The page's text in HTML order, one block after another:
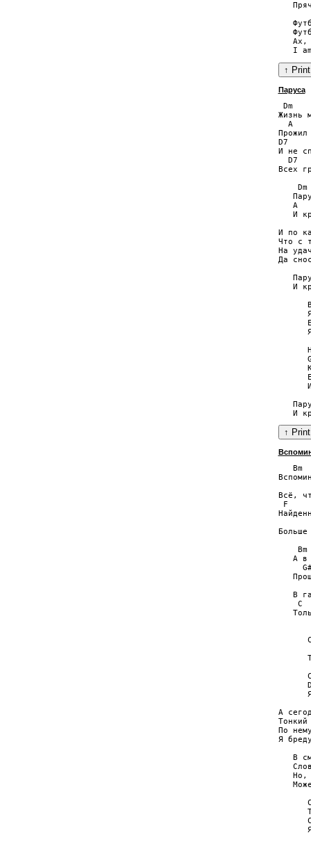
Ах,
Паруса
Dm
Жизнь
A
D7
И не
D7
Всех
Dm
A
И
И по
Что с
На
Да
И
   Bm
Всё,
F
    Bm
А в
В
C
А
По
Я
В
Но,